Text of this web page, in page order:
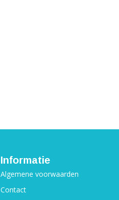
Informatie
Algemene voorwaarden
Contact